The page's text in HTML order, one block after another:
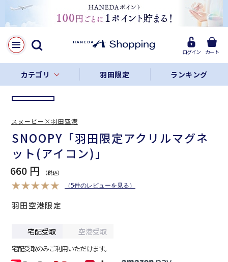
ログイン カート
カテゴリ 羽田限定 ランキング
LINE
Facebook
リンクをコピー
SNOOPY「羽田限定アクリルマグネ
ット(アイコン)」
羽田空港限定
660 円
（5件のレビューを見る）
宅配受取 空港受取
宅配受取のみご利用いただけます。
スヌーピー×羽田空港